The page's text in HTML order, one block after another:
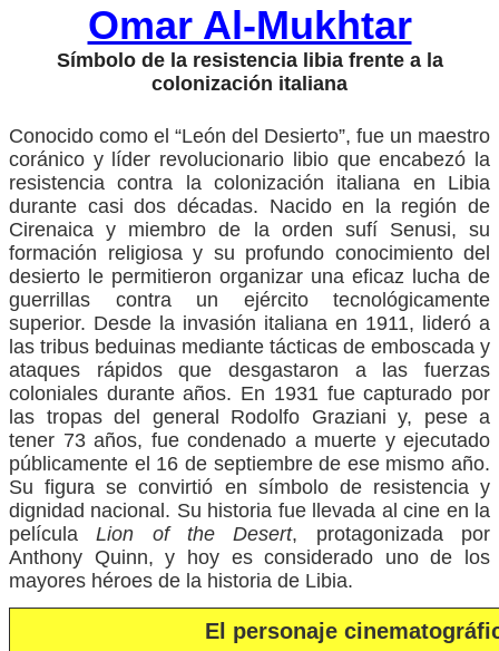
Omar Al-Mukhtar
Símbolo de la resistencia libia frente a la
colonización italiana
Conocido como el “León del Desierto”, fue un maestro
coránico y líder revolucionario libio que encabezó la
resistencia contra la colonización italiana en Libia
durante casi dos décadas. Nacido en la región de
Cirenaica y miembro de la orden sufí Senusi, su
formación religiosa y su profundo conocimiento del
desierto le permitieron organizar una eficaz lucha de
guerrillas contra un ejército tecnológicamente
superior. Desde la invasión italiana en 1911, lideró a
las tribus beduinas mediante tácticas de emboscada y
ataques rápidos que desgastaron a las fuerzas
coloniales durante años. En 1931 fue capturado por
las tropas del general Rodolfo Graziani y, pese a
tener 73 años, fue condenado a muerte y ejecutado
públicamente el 16 de septiembre de ese mismo año.
Su figura se convirtió en símbolo de resistencia y
dignidad nacional. Su historia fue llevada al cine en la
películaLion of the Desert, protagonizada por
Anthony Quinn, y hoy es considerado uno de los
mayores héroes de la historia de Libia.
El personaje